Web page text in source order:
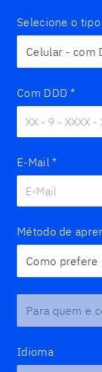
Selecione o
Com DDD *
E-Mail *
Método de
Idioma